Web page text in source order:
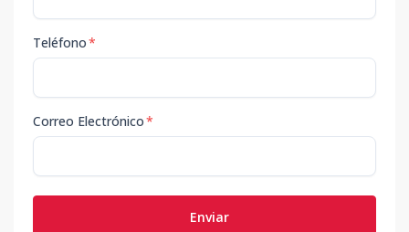
Teléfono*
Correo Electrónico*
Enviar